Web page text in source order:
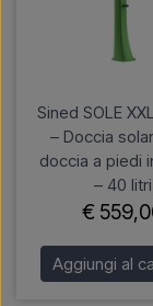
Sined SOLE
– Doccia
doccia a piedi
– 40 litri
€
Aggiungi al